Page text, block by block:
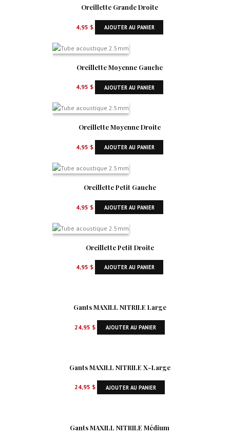
Oreillette Grande Droite
4,95 $ AJOUTER AU PANIER
Oreillette Moyenne Gauche
4,95 $ AJOUTER AU PANIER
Oreillette Moyenne Droite
4,95 $ AJOUTER AU PANIER
Oreillette Petit Gauche
4,95 $ AJOUTER AU PANIER
Oreillette Petit Droite
4,95 $ AJOUTER AU PANIER
Gants MAXILL NITRILE Large
24,95 $ AJOUTER AU PANIER
Gants MAXILL NITRILE X-Large
24,95 $ AJOUTER AU PANIER
Gants MAXILL NITRILE Médium